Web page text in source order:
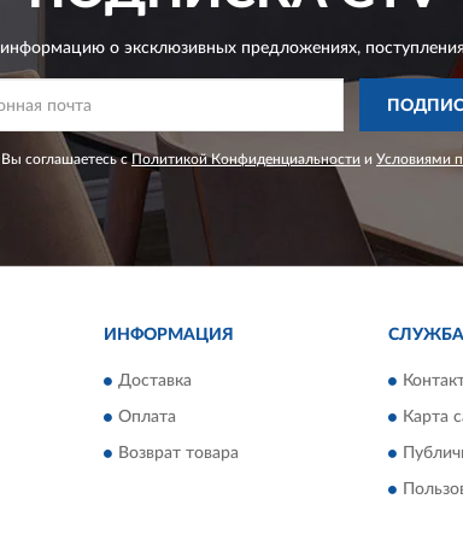
о эксклюзивных предложениях,
соглашаетесь сПолитикой Конфиденциальности и Условиями
ИНФОРМАЦИЯ
Доставка
Оплата
Возврат товара
Карта